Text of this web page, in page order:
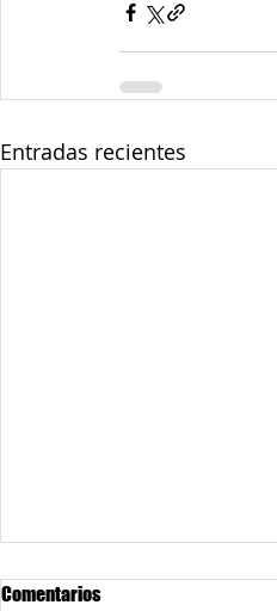
Entradas recientes
Comentarios